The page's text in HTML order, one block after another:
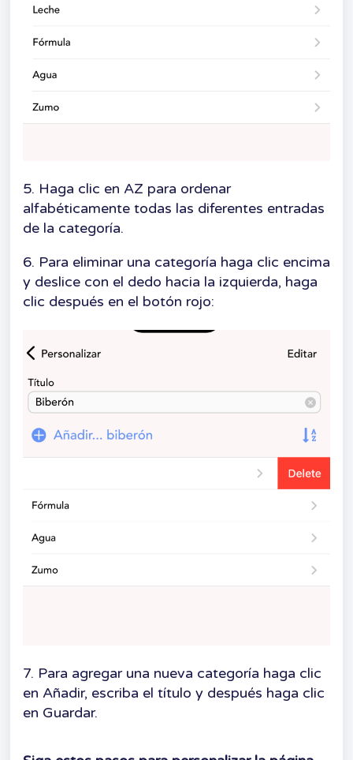
5. Haga clic en AZ para ordenar
alfabéticamente todas las diferentes entradas
de la categoría.
6. Para eliminar una categoría haga clic encima
y deslice con el dedo hacia la izquierda, haga
clic después en el botón rojo:
7. Para agregar una nueva categoría haga clic
en Añadir, escriba el título y después haga clic
en Guardar.